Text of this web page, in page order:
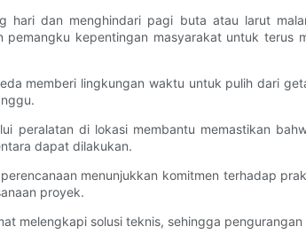
hari dan menghindari pagi buta atau larut
kepentingan masyarakat untuk terus
memberi lingkungan waktu untuk pulih dari
peralatan di lokasi membantu memastikan
dapat dilakukan.
menunjukkan komitmen terhadap
proyek.
melengkapi solusi teknis, sehingga